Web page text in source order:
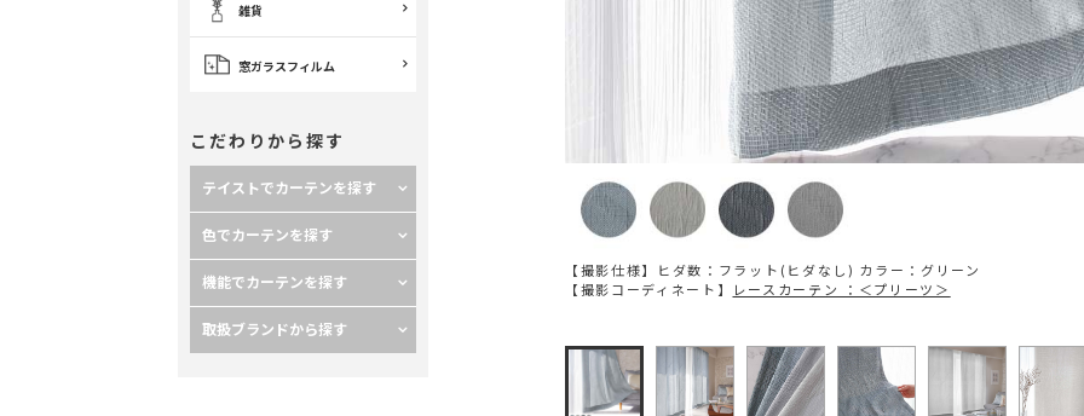
雑貨
窓ガラスフィルム
こだわりから探す
テイストでカーテンを探す
色でカーテンを探す
機能でカーテンを探す
取扱ブランドから探す
【撮影仕様】ヒダ数：フラット(ヒダなし) カラー：グリーン
【撮影コーディネート】
レースカーテン ：＜プリーツ＞